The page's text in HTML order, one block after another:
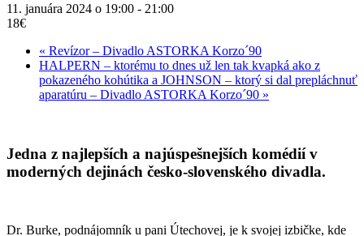
11. januára 2024 o 19:00 - 21:00
18€
« Revízor – Divadlo ASTORKA Korzo´90
HALPERN – ktorému to dnes už len tak kvapká ako z
pokazeného kohútika a JOHNSON – ktorý si dal prepláchnuť
aparatúru – Divadlo ASTORKA Korzo´90 »
Jedna z najlepších a najúspešnejších komédií v
moderných dejinách česko-slovenského divadla.
Dr. Burke, podnájomník u pani Útechovej, je k svojej izbičke, kde